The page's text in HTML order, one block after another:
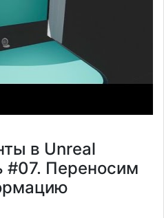
в Unreal
#07. Переносим